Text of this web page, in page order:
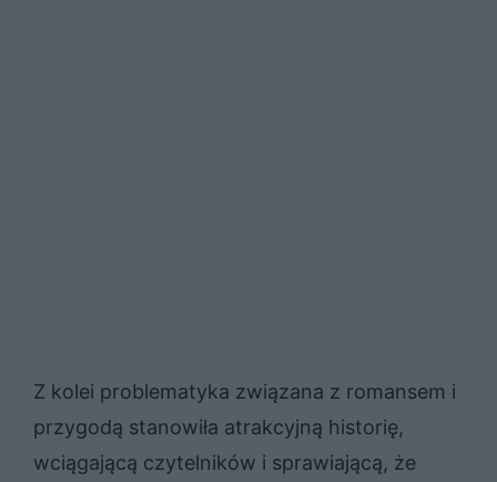
Z kolei problematyka związana z romansem i
przygodą stanowiła atrakcyjną historię,
wciągającą czytelników i sprawiającą, że